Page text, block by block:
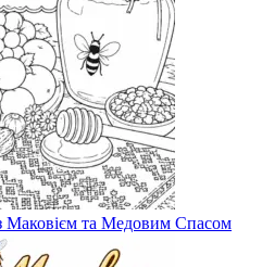
Маковієм та Медовим Спасом